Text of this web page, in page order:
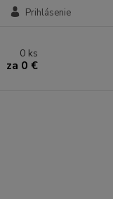
Prihlásenie
0 ks
za 0 €